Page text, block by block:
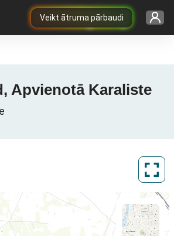
Veikt ātruma pārbaudi
Apvienotā Karaliste